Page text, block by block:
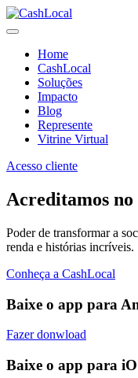
Home
CashLocal
Soluções
Impacto
Blog
Represente
Vitrine Virtual
Acesso cliente
Acreditamos no
Poder de transformar a
renda e histórias incríveis.
Conheça a CashLocal
Baixe o app para
Fazer donwload
Baixe o app para